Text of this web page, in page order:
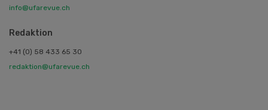
info@ufarevue.ch
Redaktion
+41 (0) 58 433 65 30
redaktion@ufarevue.ch